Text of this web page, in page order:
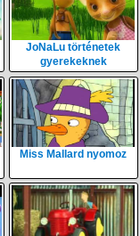
JoNaLu történetek
gyerekeknek
Miss Mallard nyomoz